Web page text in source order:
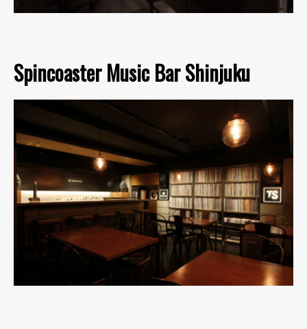
Spincoaster Music Bar Shinjuku